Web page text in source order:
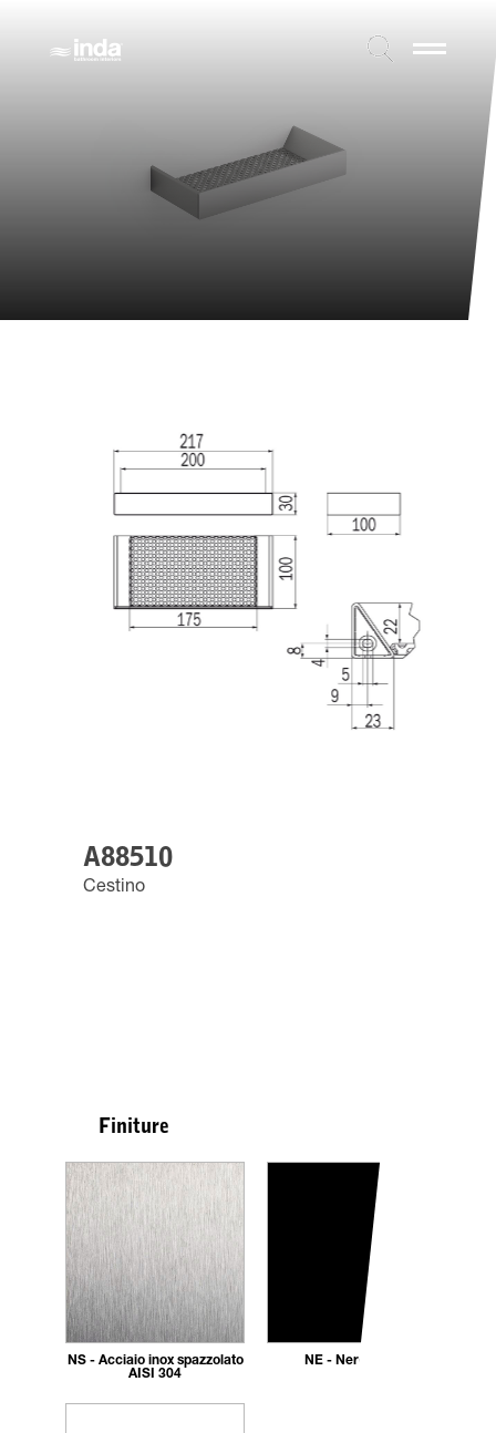
A88510
Cestino
Finiture
NS - Acciaio inox spazzolato
AISI 304
NE - Nero opaco